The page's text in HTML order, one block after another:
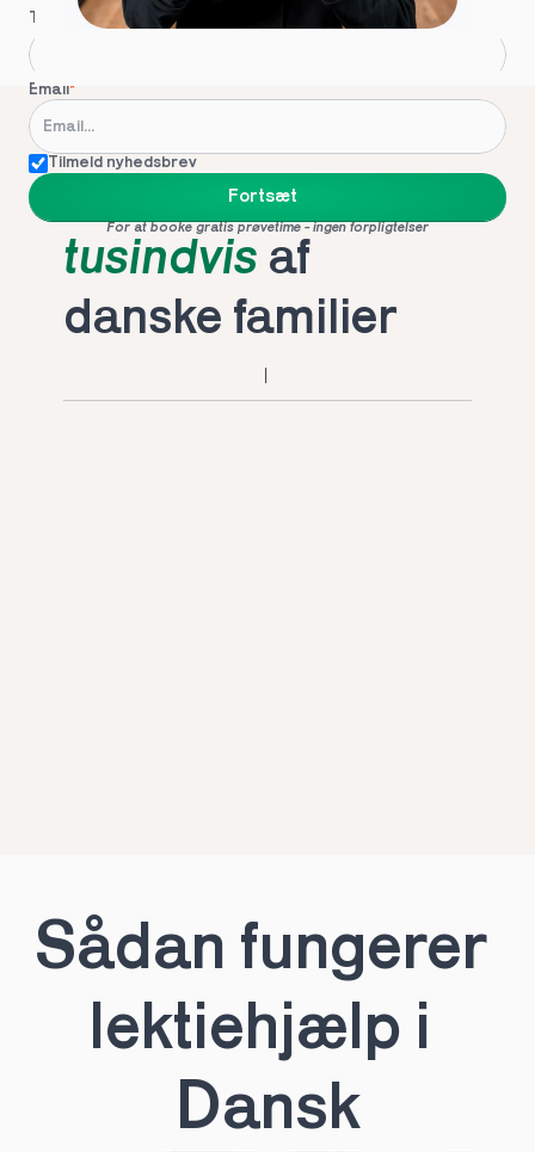
Telefon*
Email*
Tilmeld nyhedsbrev
Fortsæt
For at booke gratis prøvetime - ingen forpligtelser
tusindvis af
danske familier
Sådan fungerer
lektiehjælp i
Dansk